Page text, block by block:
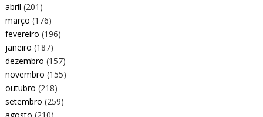
abril (201)
março (176)
fevereiro (196)
janeiro (187)
dezembro (157)
novembro (155)
outubro (218)
setembro (259)
agosto (210)